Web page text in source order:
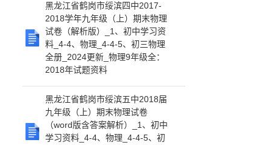
黑龙江省鹤岗市绥滨四中2017-
2018学年九年级（上）期末物理
试卷（解析版）_1、初中学习资
料_4-4、物理_4-4-5、初三物理
全册_2024更新_物理9年级全：
2018年试题资料
黑龙江省鹤岗市绥滨五中2018届
九年级（上）期末物理试卷
（word版含答案解析）_1、初中
学习资料_4-4、物理_4-4-5、初